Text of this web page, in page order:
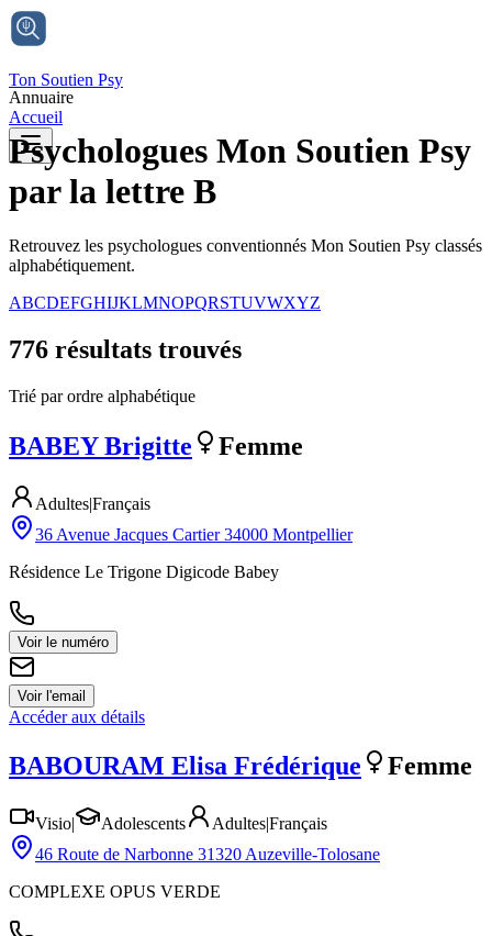
Ton Soutien Psy
Accueil
Annuaire
Psychologues Mon Soutien Psy
parla lettre B
Retrouvez les psychologues conventionnés Mon Soutien Psy classés
alphabétiquement.
ABCDEFGHIJKLMNOPQRSTUVWXYZ
776 résultats trouvés
Trié par ordre alphabétique
BABEY Brigitte Femme
Adultes|Français
36 Avenue Jacques Cartier 34000 Montpellier
Résidence Le Trigone Digicode Babey
Voir le numéro
Voir l'email
Accéder aux détails
BABOURAM Elisa Frédérique Femme
Visio| Adolescents Adultes|Français
46 Route de Narbonne 31320 Auzeville-Tolosane
COMPLEXE OPUS VERDE